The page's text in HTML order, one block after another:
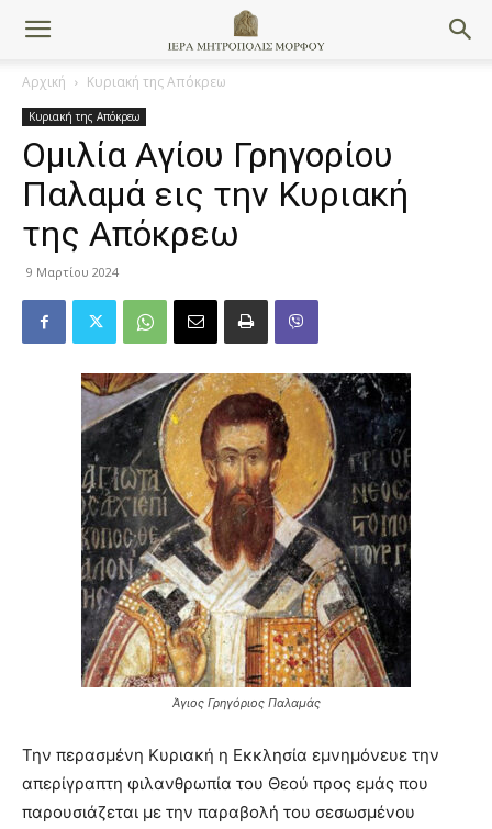
Αρχική Κυριακή της Απόκρεω
Κυριακή της Απόκρεω
Ομιλία Αγίου Γρηγορίου
Παλαμά εις την Κυριακή
της Απόκρεω
9 Μαρτίου 2024
Άγιος Γρηγόριος Παλαμάς
Την περασμένη Κυριακή η Εκκλησία εμνημόνευε την
απερίγραπτη φιλανθρωπία του Θεού προς εμάς που
παρουσιάζεται με την παραβολή του σεσωσμένου